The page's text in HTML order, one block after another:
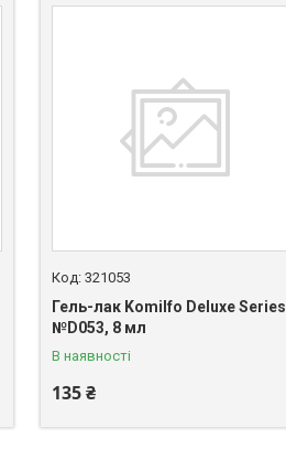
321053
Гель-лак Komilfo Deluxe Series
№D053, 8 мл
В наявності
135 ₴